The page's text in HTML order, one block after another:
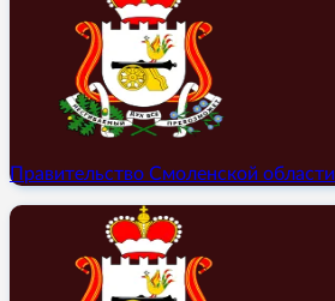
Правительство Смоленской области